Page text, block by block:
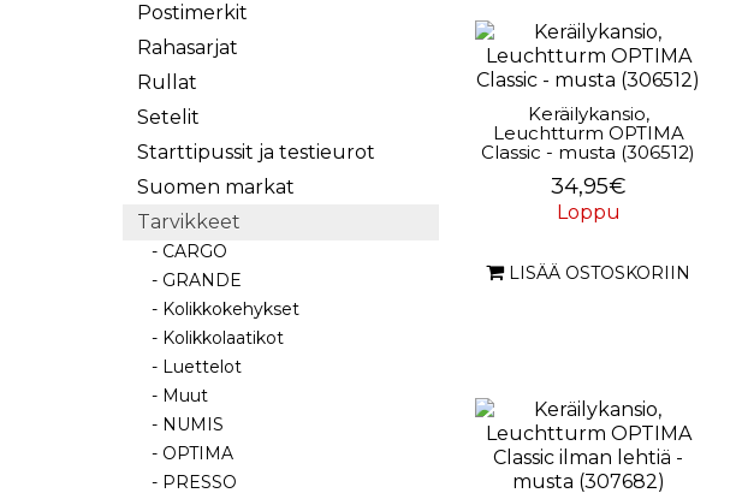
Postimerkit
Rahasarjat
Rullat
Setelit
Starttipussit ja testieurot
Suomen markat
Tarvikkeet
- CARGO
- GRANDE
- Kolikkokehykset
- Kolikkolaatikot
- Luettelot
- Muut
- NUMIS
- OPTIMA
- PRESSO
Keräilykansio,
Leuchtturm OPTIMA
Classic - musta (306512)
34,95€
Loppu
LISÄÄ OSTOSKORIIN